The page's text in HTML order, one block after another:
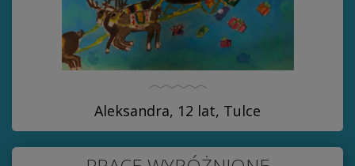
Aleksandra, 12 lat, Tulce